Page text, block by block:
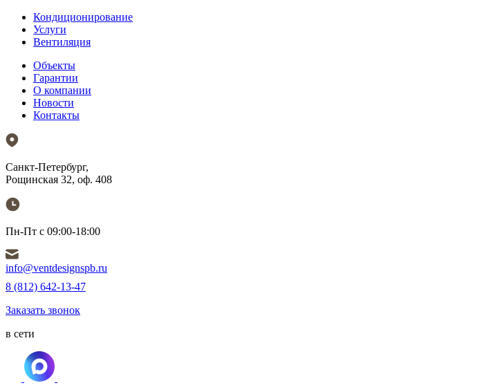
Кондиционирование
Услуги
Вентиляция
Объекты
Гарантии
О компании
Новости
Контакты
Санкт-Петербург,
Рощинская 32, оф. 408
Пн-Пт с 09:00-18:00
info@ventdesignspb.ru
8 (812) 642-13-47
Заказать звонок
в сети